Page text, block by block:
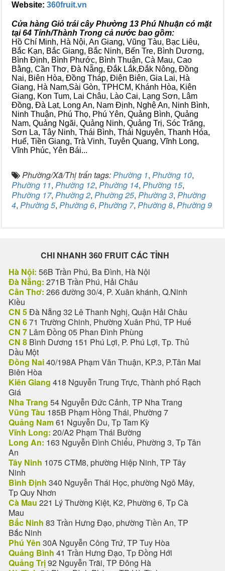
Website: 360fruit.vn
Cửa hàng Giỏ trái cây Phường 13 Phú Nhuận có mặt
tại 64 Tỉnh/Thành Trong cả nước bao gồm:
Hồ Chí Minh, Hà Nội, An Giang, Vũng Tàu, Bạc Liêu,
Bắc Kạn, Bắc Giang, Bắc Ninh, Bến Tre, Bình Dương,
Bình Định, Bình Phước, Bình Thuận, Cà Mau, Cao
Bằng, Cần Thơ, Đà Nẵng, Đắk Lắk,Đắk Nông, Đồng
Nai, Biên Hòa, Đồng Tháp, Điện Biên, Gia Lai, Hà
Giang, Hà Nam,Sài Gòn, TPHCM, Khánh Hòa, Kiên
Giang, Kon Tum, Lai Châu, Lào Cai, Lạng Sơn, Lâm
Đồng, Đà Lạt, Long An, Nam Định, Nghệ An, Ninh Bình,
Ninh Thuận, Phú Thọ, Phú Yên, Quảng Bình, Quảng
Nam, Quảng Ngãi, Quảng Ninh, Quảng Trị, Sóc Trăng,
Sơn La, Tây Ninh, Thái Bình, Thái Nguyên, Thanh Hóa,
Huế, Tiền Giang, Trà Vinh, Tuyên Quang, Vĩnh Long,
Vĩnh Phúc, Yên Bái...
Phường/Xã/Thị trấn tags:Phường 1, Phường 10,
Phường 11, Phường 12, Phường 14, Phường 15,
Phường 17, Phường 2, Phường 25, Phường 3, Phường
4, Phường 5, Phường 6, Phường 7, Phường 8, Phường 9
CHI NHANH 360 FRUIT CÁC TỈNH
Hà Nội: 56B Trần Phú, Ba Đình, Hà Nội
Đà Nẵng: 271B Trần Phú, Hải Châu
Cần Thơ: 266 đường 30/4, P. Xuân khánh, Q.Ninh
Kiều
CN 5Đà Nẵng 32 Lê Thanh Nghị, Quận Hải Châu
CN 671 Trường Chinh, Phường Xuân Phú, TP Huế
CN 7 Lâm Đồng 05 Phan Đình Phùng
CN 8 Bình Dương 151 Phú Lợi, P. Phú Lợi, Tp. Thủ
Dầu Một
Đồng Nai40/198A Phạm Văn Thuận, KP.3, P.Tân Mai
Biên Hòa
Kiên Giang 418 Nguyễn Trung Trực, Thành phố Rạch
Giá
Nha Trang 54 Nguyễn Đức Cảnh, TP Nha Trang
Vũng Tàu 185B Phạm Hồng Thái, Phường 7
Quảng Nam61 Nguyễn Du, Tp Tam Kỳ
Vĩnh Long: 20/A2 Phạm Thái Bường
Long An: 163 Nguyễn Đình Chiểu, Phường 3, Tp Tân
An
Tây Ninh 1075 CTM8, phường Hiệp Ninh, TP Tây
Ninh
Bình Định 340 Nguyễn Thái Học, phường Ngô Mây,
Tp Quy Nhơn
Cà Mau 221 Lý Thường Kiệt, K2, Phường 6, Tp Cà
Mau
Bắc Ninh 83 Trần Hưng Đạo, phường Tiền An, TP
Bắc Ninh
Phú Yên 30A Nguyễn Công Trứ, TP Tuy Hòa
Quảng Bình 41 Trần Hưng Đạo, Tp Đồng Hới
Quảng Trị92 Nguyễn Trãi, TP Đông Hà